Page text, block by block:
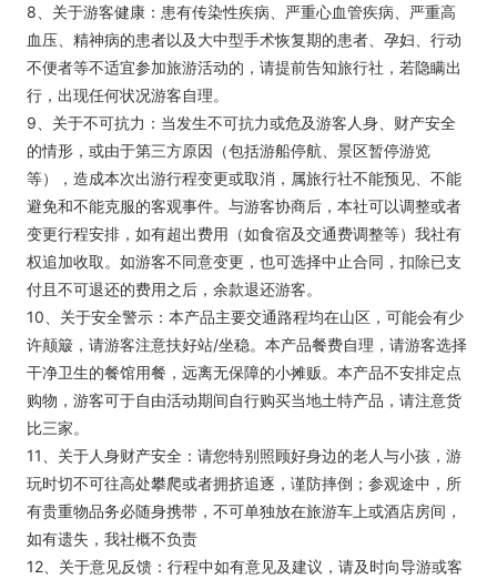
8、关于游客健康：患有传染性疾病、严重心血管疾病、严重高
血压、精神病的患者以及大中型手术恢复期的患者、孕妇、行动
不便者等不适宜参加旅游活动的，请提前告知旅行社，若隐瞒出
行，出现任何状况游客自理。
9、关于不可抗力：当发生不可抗力或危及游客人身、财产安全
的情形，或由于第三方原因（包括游船停航、景区暂停游览
等），造成本次出游行程变更或取消，属旅行社不能预见、不能
避免和不能克服的客观事件。与游客协商后，本社可以调整或者
变更行程安排，如有超出费用（如食宿及交通费调整等）我社有
权追加收取。如游客不同意变更，也可选择中止合同，扣除已支
付且不可退还的费用之后，余款退还游客。
10、关于安全警示：本产品主要交通路程均在山区，可能会有少
许颠簸，请游客注意扶好站/坐稳。本产品餐费自理，请游客选择
干净卫生的餐馆用餐，远离无保障的小摊贩。本产品不安排定点
购物，游客可于自由活动期间自行购买当地土特产品，请注意货
比三家。
11、关于人身财产安全：请您特别照顾好身边的老人与小孩，游
玩时切不可往高处攀爬或者拥挤追逐，谨防摔倒；参观途中，所
有贵重物品务必随身携带，不可单独放在旅游车上或酒店房间，
如有遗失，我社概不负责
12、关于意见反馈：行程中如有意见及建议，请及时向导游或客